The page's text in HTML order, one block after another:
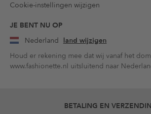
Cookie-instellingen wijzigen
JE BENT NU OP
Nederland land wijzigen
Houd er rekening mee dat wij vanaf het
www.fashionette.nl uitsluitend naar
BETALING EN